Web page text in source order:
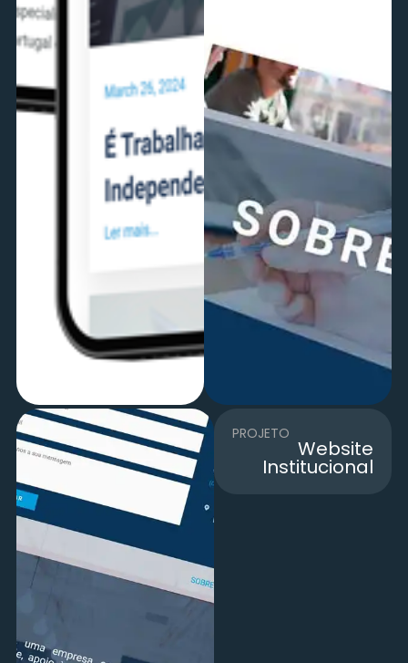
PROJETO
Website
Institucional